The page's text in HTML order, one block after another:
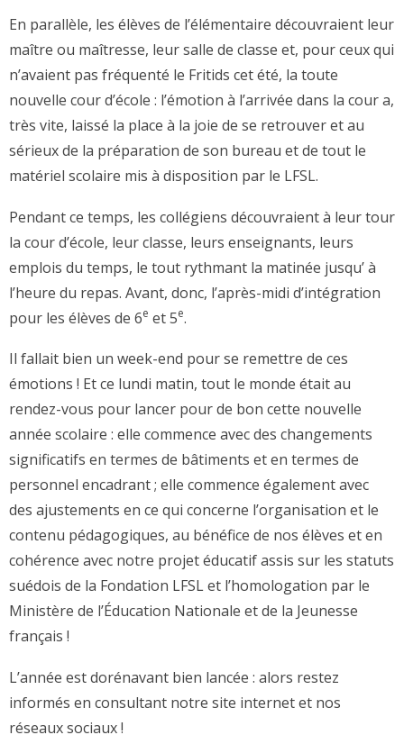
En parallèle, les élèves de l’élémentaire découvraient leur
maître ou maîtresse, leur salle de classe et, pour ceux qui
n’avaient pas fréquenté le Fritids cet été, la toute
nouvelle cour d’école : l’émotion à l’arrivée dans la cour a,
très vite, laissé la place à la joie de se retrouver et au
sérieux de la préparation de son bureau et de tout le
matériel scolaire mis à disposition par le LFSL.
Pendant ce temps, les collégiens découvraient à leur tour
la cour d’école, leur classe, leurs enseignants, leurs
emplois du temps, le tout rythmant la matinée jusqu’ à
l’heure du repas. Avant, donc, l’après-midi d’intégration
pour les élèves de 6e et 5e.
Il fallait bien un week-end pour se remettre de ces
émotions ! Et ce lundi matin, tout le monde était au
rendez-vous pour lancer pour de bon cette nouvelle
année scolaire : elle commence avec des changements
significatifs en termes de bâtiments et en termes de
personnel encadrant ; elle commence également avec
des ajustements en ce qui concerne l’organisation et le
contenu pédagogiques, au bénéfice de nos élèves et en
cohérence avec notre projet éducatif assis sur les statuts
suédois de la Fondation LFSL et l’homologation par le
Ministère de l’Éducation Nationale et de la Jeunesse
français !
L’année est dorénavant bien lancée : alors restez
informés en consultant notre site internet et nos
réseaux sociaux !